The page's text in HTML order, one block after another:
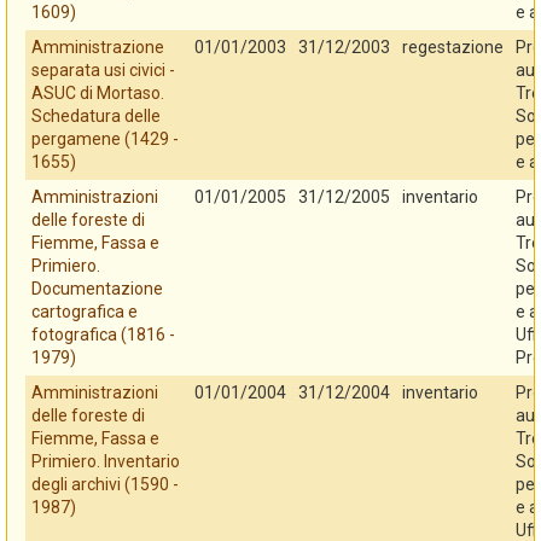
1609)
e
Amministrazione
separata usi civici -
ASUC di Mortaso.
Schedatura delle
pergamene (1429 -
1655)
01/01/2003 31/12/2003 regestazione
e
Amministrazioni
delle foreste di
Fiemme, Fassa e
Primiero.
Documentazione
cartografica e
fotografica (1816 -
1979)
01/01/2005 31/12/2005 inventario
e
Amministrazioni
delle foreste di
Fiemme, Fassa e
Primiero. Inventario
degli archivi (1590 -
1987)
01/01/2004 31/12/2004 inventario
e